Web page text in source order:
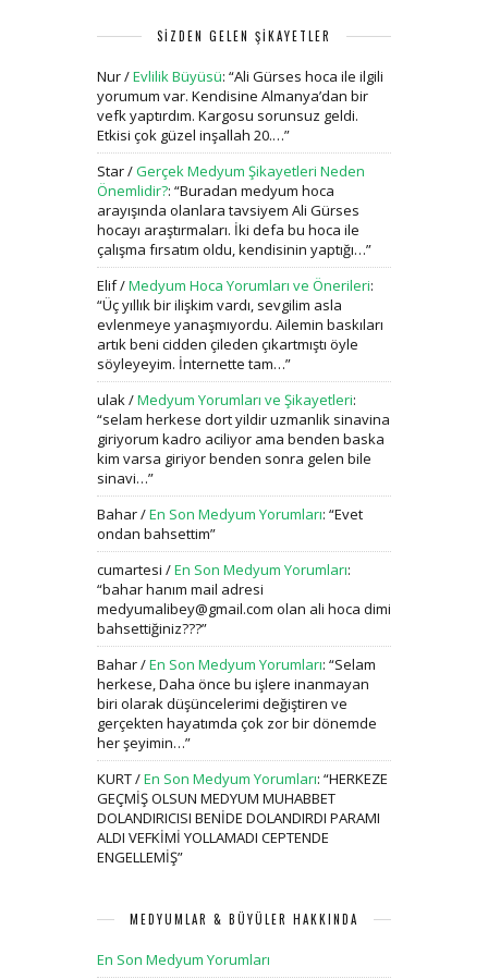
SİZDEN GELEN ŞİKAYETLER
Nur/Evlilik Büyüsü: “Ali Gürses hoca ile ilgili
yorumum var. Kendisine Almanya’dan bir
vefk yaptırdım. Kargosu sorunsuz geldi.
Etkisi çok güzel inşallah 20.…”
Star/Gerçek Medyum Şikayetleri Neden
Önemlidir?: “Buradan medyum hoca
arayışında olanlara tavsiyem Ali Gürses
hocayı araştırmaları. İki defa bu hoca ile
çalışma fırsatım oldu, kendisinin yaptığı…”
Elif/Medyum Hoca Yorumları ve Önerileri:
“Üç yıllık bir ilişkim vardı, sevgilim asla
evlenmeye yanaşmıyordu. Ailemin baskıları
artık beni cidden çileden çıkartmıştı öyle
söyleyeyim. İnternette tam…”
ulak/Medyum Yorumları ve Şikayetleri:
“selam herkese dort yildir uzmanlik sinavina
giriyorum kadro aciliyor ama benden baska
kim varsa giriyor benden sonra gelen bile
sinavi…”
Bahar/En Son Medyum Yorumları: “Evet
ondan bahsettim”
cumartesi /En Son Medyum Yorumları:
“bahar hanım mail adresi
medyumalibey@gmail.com olan ali hoca dimi
bahsettiğiniz???”
Bahar/En Son Medyum Yorumları: “Selam
herkese, Daha önce bu işlere inanmayan
biri olarak düşüncelerimi değiştiren ve
gerçekten hayatımda çok zor bir dönemde
her şeyimin…”
KURT/En Son Medyum Yorumları: “HERKEZE
GEÇMİŞ OLSUN MEDYUM MUHABBET
DOLANDIRICISI BENİDE DOLANDIRDI PARAMI
ALDI VEFKİMİ YOLLAMADI CEPTENDE
ENGELLEMİŞ”
MEDYUMLAR & BÜYÜLER HAKKINDA
En Son Medyum Yorumları